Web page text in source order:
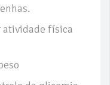
atividade física